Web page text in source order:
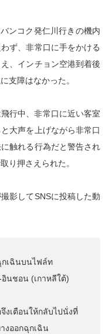
ンコク発仁川行きの機内
ず、非常口に手をかける
、インチョン空港到着後
支障はなかった。
行中、非常口に近い客室
大声を上げながら非常口
触れる行為だと警告され
り押さえられた。
影してSNSに投稿した動
กเฉินบนไฟล์ท
นชอน (เกาหลีใต้)
งเตือนให้กลับไปนั่งที่
งออกฉุกเฉิน